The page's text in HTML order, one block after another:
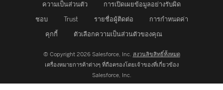
ความเป็นส่วนตัว
การเปิดเผยข้อมูลอย่างรับผิด
ชอบ
Trust รายชื่อผู้ติดต่อ
การกำหนดค่า
คุกกี้
ตัวเลือกความเป็นส่วนตัวของคุณ
© Copyright 2026 Salesforce, Inc. สงวนลิขสิทธิ์ทั้งหมด
เครื่องหมายการค้าต่างๆ ที่ถือครองโดยเจ้าของที่เกี่ยวข้อง
Salesforce, Inc.